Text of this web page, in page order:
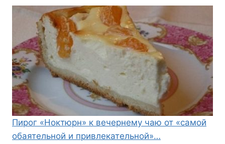
Пирог «Ноктюрн» к вечернему чаю от «самой
обаятельной и привлекательной»…